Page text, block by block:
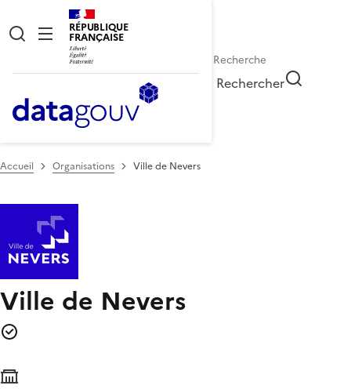
RÉPUBLIQUE
FRANÇAISE
Rechercher
Accueil Organisations Ville de Nevers
Ville de Nevers